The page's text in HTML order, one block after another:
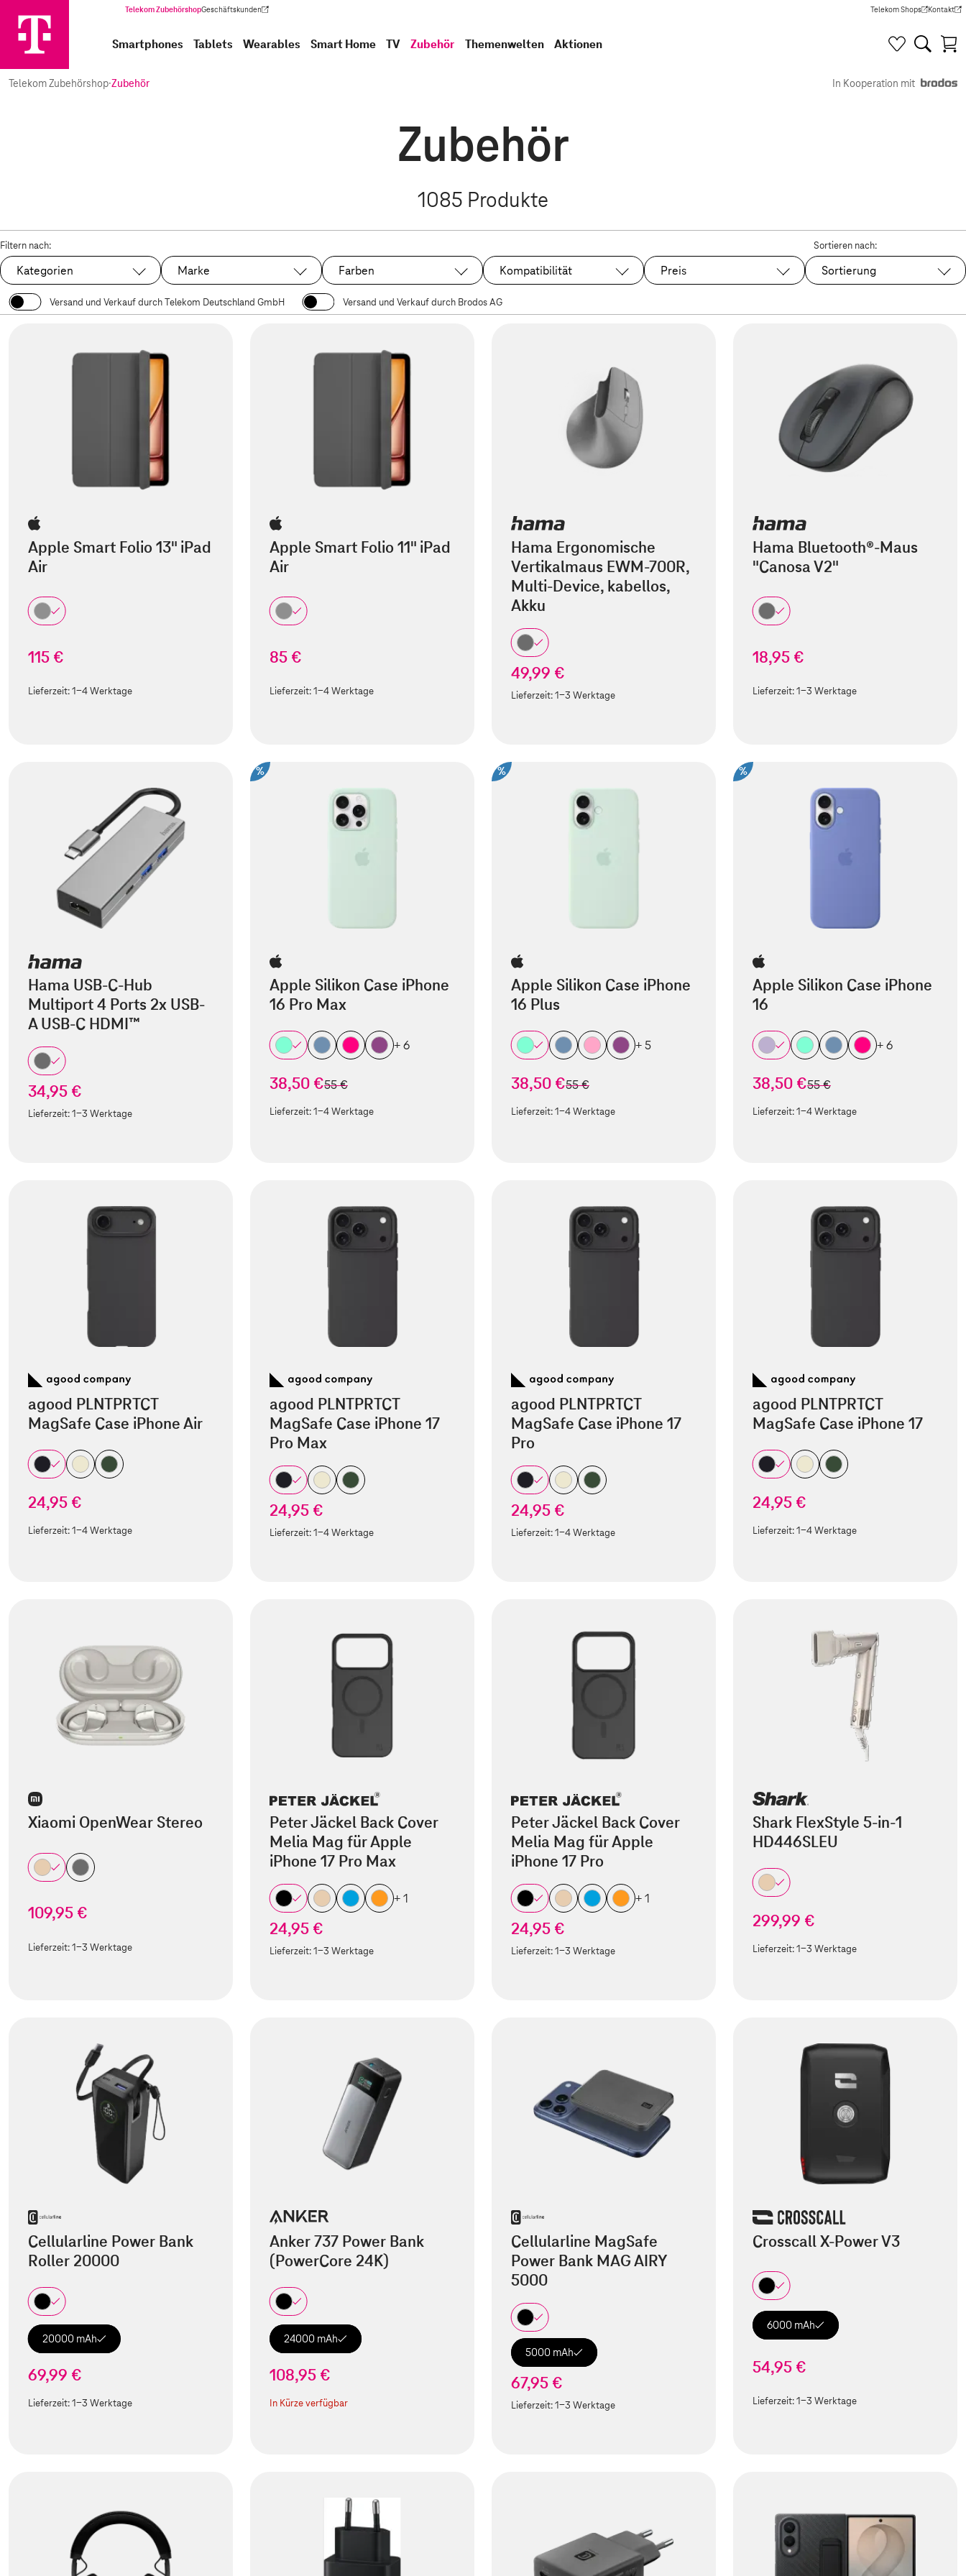
Telekom ZubehörshopGeschäftskunden
(Wird in einem neuen Tab geöffnet) Telekom Shops
(Wird in einem neuen Tab
Kontakt
(Wird in
Smartphones Tablets Wearables Smart Home TV Zubehör Themenwelten Aktionen
Telekom Zubehörshop·Zubehör In Kooperation mit
Zubehör
1085 Produkte
Filtern nach:
Kategorien Marke Farben Kompatibilität Preis
Sortieren nach:
Sortierung
Versand und Verkauf durch Telekom Deutschland GmbH Versand und Verkauf durch Brodos AG
Apple Smart Folio 13" iPad
Air
115 €
Lieferzeit:1-4 Werktage
Apple Smart Folio 11" iPad
Air
85 €
Lieferzeit:1-4 Werktage
Hama Ergonomische
Vertikalmaus EWM-700R,
Multi-Device, kabellos,
Akku
49,99 €
Lieferzeit:1-3 Werktage
Hama Bluetooth®-Maus
"Canosa V2"
18,95 €
Lieferzeit:1-3 Werktage
Hama USB-C-Hub
Multiport 4 Ports 2x USB-
A USB-C HDMI™
34,95 €
Lieferzeit:1-3 Werktage
%
Apple Silikon Case iPhone
16 Pro Max
+ 6
38,50 €statt
55 €
Lieferzeit:1-4 Werktage
%
Apple Silikon Case iPhone
16 Plus
+ 5
38,50 €statt
55 €
Lieferzeit:1-4 Werktage
%
Apple Silikon Case iPhone
16
+ 6
38,50 €statt
55 €
Lieferzeit:1-4 Werktage
agood PLNTPRTCT
MagSafe Case iPhone Air
24,95 €
Lieferzeit:1-4 Werktage
agood PLNTPRTCT
MagSafe Case iPhone 17
Pro Max
24,95 €
Lieferzeit:1-4 Werktage
agood PLNTPRTCT
MagSafe Case iPhone 17
Pro
24,95 €
Lieferzeit:1-4 Werktage
agood PLNTPRTCT
MagSafe Case iPhone 17
24,95 €
Lieferzeit:1-4 Werktage
Xiaomi OpenWear Stereo
109,95 €
Lieferzeit:1-3 Werktage
Peter Jäckel Back Cover
Melia Mag für Apple
iPhone 17 Pro Max
+ 1
24,95 €
Lieferzeit:1-3 Werktage
Peter Jäckel Back Cover
Melia Mag für Apple
iPhone 17 Pro
+ 1
24,95 €
Lieferzeit:1-3 Werktage
Shark FlexStyle 5-in-1
HD446SLEU
299,99 €
Lieferzeit:1-3 Werktage
Cellularline Power Bank
Roller 20000
20000 mAh
69,99 €
Lieferzeit:1-3 Werktage
Anker 737 Power Bank
(PowerCore 24K)
24000 mAh
108,95 €
In Kürze verfügbar
Cellularline MagSafe
Power Bank MAG AIRY
5000
5000 mAh
67,95 €
Lieferzeit:1-3 Werktage
Crosscall X-Power V3
6000 mAh
54,95 €
Lieferzeit:1-3 Werktage